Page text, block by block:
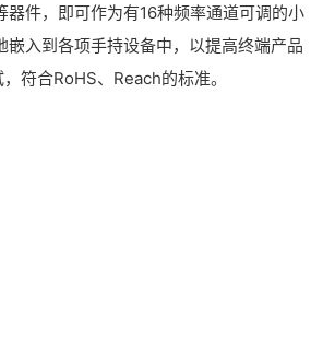
件，即可作为有16种频率通道可调的小
入到各项手持设备中，以提高终端产品
符合RoHS、Reach的标准。